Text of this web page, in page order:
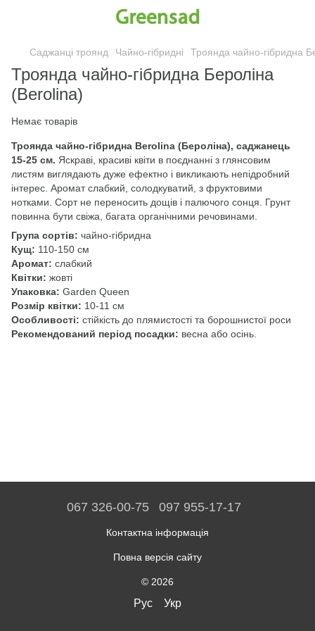
Саджанці троянд Чайно-гібридні Троянда чайно-гібридна
Троянда чайно-гібридна Бероліна
(Berolina)
Немає товарів
Троянда чайно-гібридна Berolina (Бероліна), саджанець
15-25 см. Яскраві, красиві квіти в поєднанні з глянсовим
листям виглядають дуже ефектно і викликають непідробний
інтерес. Аромат слабкий, солодкуватий, з фруктовими
нотками. Сорт не переносить дощів і палючого сонця. Грунт
повинна бути свіжа, багата органічними речовинами.
Група сортів: чайно-гібридна
Кущ: 110-150 см
Аромат: слабкий
Квітки: жовті
Упаковка: Garden Queen
Розмір квітки: 10-11 см
Особливості: стійкість до плямистості та борошнистої роси
Рекомендований період посадки: весна або осінь.
067 326-00-75 097 955-17-17
Контактна інформація
Повна версія сайту
© 2026
Рус Укр